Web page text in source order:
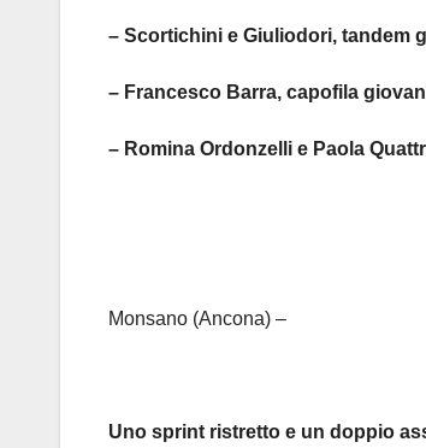
– Scortichini e Giuliodori, tandem
– Francesco Barra, capofila
– Romina Ordonzelli e Paola
Monsano (Ancona) –
Uno sprint ristretto e un doppio